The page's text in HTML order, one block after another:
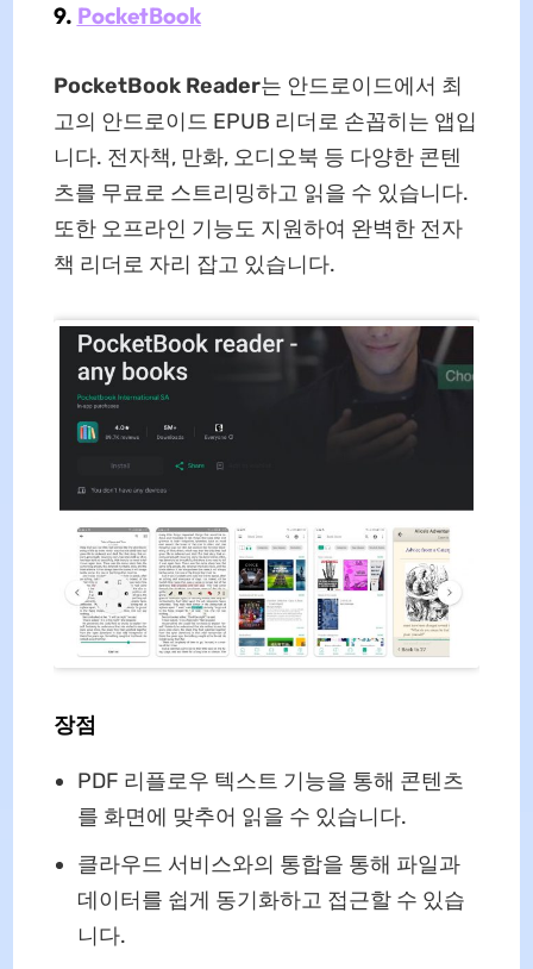
9. PocketBook
PocketBook Reader는 안드로이드에서 최
고의 안드로이드 EPUB 리더로 손꼽히는 앱입
니다. 전자책, 만화, 오디오북 등 다양한 콘텐
츠를 무료로 스트리밍하고 읽을 수 있습니다.
또한 오프라인 기능도 지원하여 완벽한 전자
책 리더로 자리 잡고 있습니다.
장점
PDF 리플로우 텍스트 기능을 통해 콘텐츠
를 화면에 맞추어 읽을 수 있습니다.
클라우드 서비스와의 통합을 통해 파일과
데이터를 쉽게 동기화하고 접근할 수 있습
니다.